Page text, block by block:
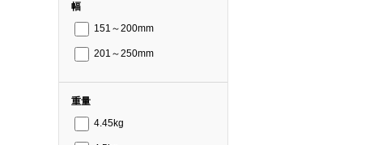
幅
151～200mm
201～250mm
重量
4.45kg